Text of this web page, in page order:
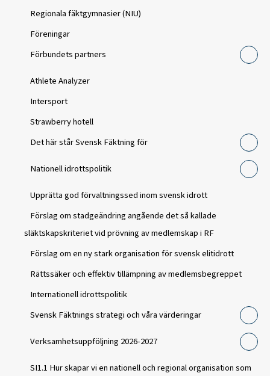
Regionala fäktgymnasier (NIU)
Föreningar
Förbundets partners
Athlete Analyzer
Intersport
Strawberry hotell
Det här står Svensk Fäktning för
Nationell idrottspolitik
Upprätta god förvaltningssed inom svensk idrott
Förslag om stadgeändring angående det så kallade
släktskapskriteriet vid prövning av medlemskap i RF
Förslag om en ny stark organisation för svensk elitidrott
Rättssäker och effektiv tillämpning av medlemsbegreppet
Internationell idrottspolitik
Svensk Fäktnings strategi och våra värderingar
Verksamhetsuppföljning 2026-2027
SI1.1 Hur skapar vi en nationell och regional organisation som